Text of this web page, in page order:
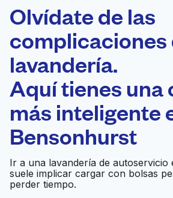
Laundryheap.com
Programa tu
0 min
Recojo y entrega
casa
H F Laundromat
Olvídate de las
complicaciones
lavandería.
Aquí tienes una
más inteligente
Bensonhurst
Ir a una lavandería de autoservicio
suele implicar cargar con bolsas
perder tiempo.